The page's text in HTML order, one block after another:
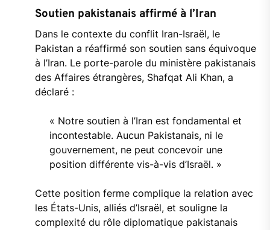
Soutien pakistanais affirmé à l’Iran
Dans le contexte du conflit Iran-Israël, le
Pakistan a réaffirmé son soutien sans équivoque
à l’Iran. Le porte-parole du ministère pakistanais
des Affaires étrangères, Shafqat Ali Khan, a
déclaré :
« Notre soutien à l’Iran est fondamental et
incontestable. Aucun Pakistanais, ni le
gouvernement, ne peut concevoir une
position différente vis-à-vis d’Israël. »
Cette position ferme complique la relation avec
les États-Unis, alliés d’Israël, et souligne la
complexité du rôle diplomatique pakistanais